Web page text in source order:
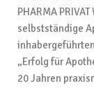
PHARMA
selbstständige
„Erfolg für
20 Jahren